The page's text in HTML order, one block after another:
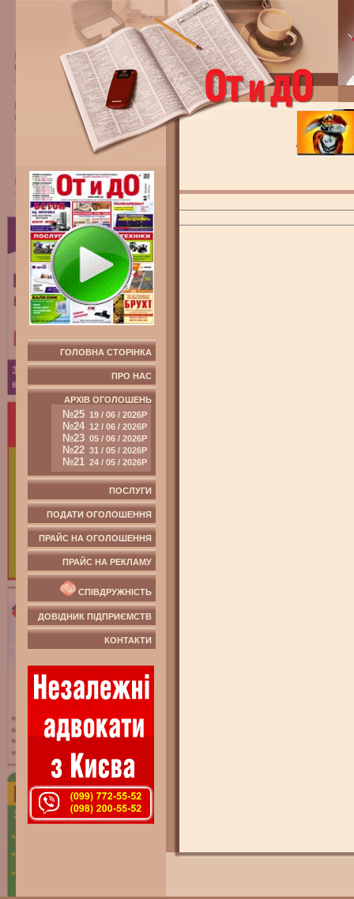
ГОЛОВНА СТОРІНКА
ПРО НАС
АРХІВ ОГОЛОШЕНЬ
№25 19 / 06 / 2026Р
№24 12 / 06 / 2026Р
№23 05 / 06 / 2026Р
№22 31 / 05 / 2026Р
№21 24 / 05 / 2026Р
ПОСЛУГИ
ПОДАТИ ОГОЛОШЕННЯ
ПРАЙС НА ОГОЛОШЕННЯ
ПРАЙС НА РЕКЛАМУ
СПІВДРУЖНІСТЬ
ДОВІДНИК ПІДПРИЄМСТВ
КОНТАКТИ